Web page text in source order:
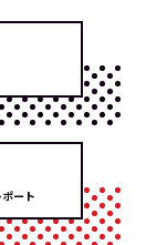
ート